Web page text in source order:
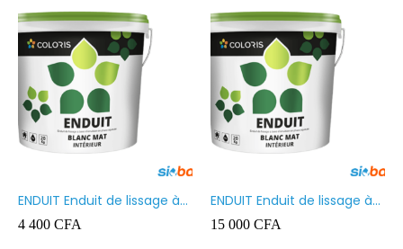
ENDUIT Enduit de lissage à
base d’émulsion en phase
aqueuse 5kg
4 400 CFA
ENDUIT Enduit de lissage à
base d’émulsion en phase
aqueuse 20kg
15 000 CFA